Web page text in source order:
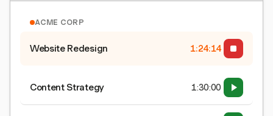
ACME CORP
Website Redesign 1:24:15
Content Strategy 1:30:00